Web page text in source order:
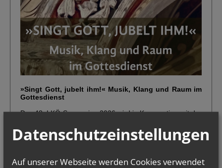
Datenschutzeinstellungen
Auf unserer Webseite werden Cookies verwendet